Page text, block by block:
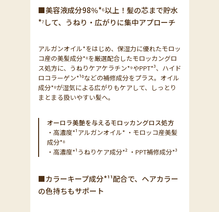
■美容液成分98％*⁶以上！髪の芯まで貯水
*⁷して、うねり・広がりに集中アプローチ
アルガンオイル*をはじめ、保湿力に優れたモロッ
コ産の美髪成分*⁸を厳選配合したモロッカングロ
ス処方に、うねりケアケラチン*⁹やPPT*³、ハイド
ロコラーゲン*¹⁰などの補修成分をプラス。オイル
成分*⁸が湿気による広がりもケアして、しっとり
まとまる扱いやすい髪へ。
オーロラ美艶を与えるモロッカングロス処方
・高濃度*¹アルガンオイル* ・モロッコ産美髪
成分*⁸
・高濃度*¹うねりケア成分*² ・PPT補修成分*³
■カラーキープ成分*¹¹配合で、ヘアカラー
の色持ちもサポート